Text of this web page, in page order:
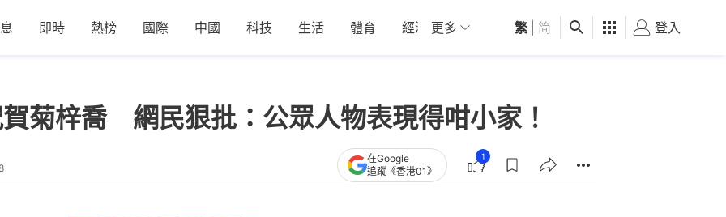
即時 熱榜 國際 中國 科技 生活 體育 經濟 01深圳 觀點 健康 好食玩飛
更多 繁 简 登入
菊梓喬 網民狠批：公眾人物表現得咁小家！
在Google
追蹤《香港01》
1